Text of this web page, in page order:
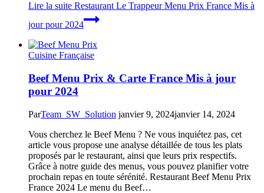
Lire la suite Restaurant Le Trappeur Menu Prix France Mis à
jour pour 2024
Cuisine Française
Beef Menu Prix & Carte France Mis à jour
pour 2024
ParTeam_SW_Solution janvier 9, 2024janvier 14, 2024
Vous cherchez le Beef Menu ? Ne vous inquiétez pas, cet
article vous propose une analyse détaillée de tous les plats
proposés par le restaurant, ainsi que leurs prix respectifs.
Grâce à notre guide des menus, vous pouvez planifier votre
prochain repas en toute sérénité. Restaurant Beef Menu Prix
France 2024 Le menu du Beef…